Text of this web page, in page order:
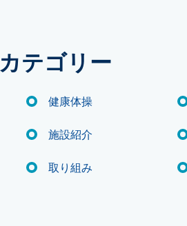
カテゴリー
健康体操
施設紹介
取り組み